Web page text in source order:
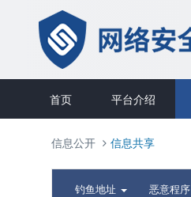
首页 平台介绍
信息公开 信息共享
钓鱼地址 恶意程序